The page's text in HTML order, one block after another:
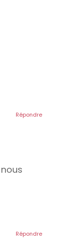
Répondre
Répondre